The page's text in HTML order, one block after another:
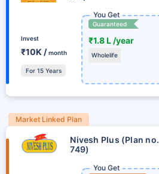
Invest
₹10K /month
For 15 Years
You Get
Guaranteed
₹1.8 L /year
Wholelife
Market Linked Plan
Nivesh Plus (Plan no.
749)
You Get